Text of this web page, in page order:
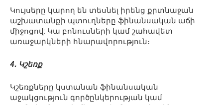
Կույսերը կարող են տեսնել իրենց քրտնաջան
աշխատանքի պտուղները ֆինանսական աճի
միջոցով: Կա բոնուսների կամ շահավետ
առաջարկների հնարավորություն։
4․ Կշեռք
Կշեռքները կստանան ֆինանսական
աջակցություն գործընկերության կամ